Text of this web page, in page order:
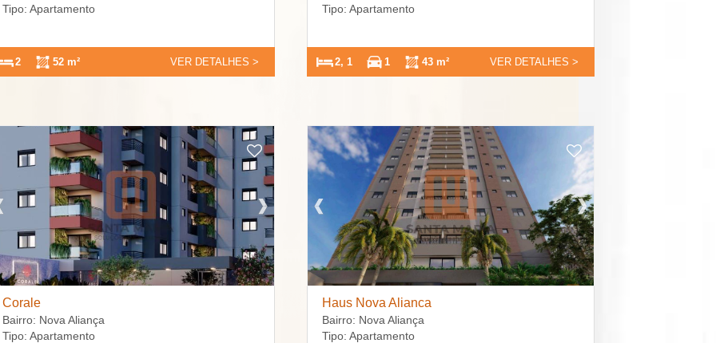
Tipo: Apartamento
2 52 m² VER DETALHES >
Tipo: Apartamento
2, 1 1 43 m² VER DETALHES >
Corale
Bairro: Nova Aliança
Tipo: Apartamento
Haus Nova Alianca
Bairro: Nova Aliança
Tipo: Apartamento